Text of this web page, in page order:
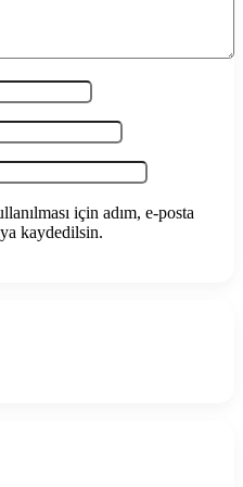
için adım, e-posta
kaydedilsin.